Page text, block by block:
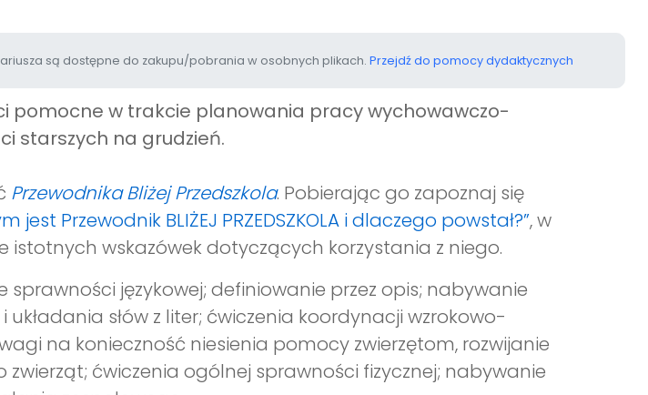
są dostępne do zakupu/pobrania w osobnych plikach. Przejdź do pomocy dydaktycznych
pomocne w trakcie planowania pracy wychowawczo-
starszych na grudzień.
Przewodnika Bliżej Przedszkola. Pobierając go zapoznaj się
jest Przewodnik BLIŻEJ PRZEDSZKOLA i dlaczego powstał?”, w
istotnych wskazówek dotyczących korzystania z niego.
sprawności językowej; definiowanie przez opis; nabywanie
słów z liter; ćwiczenia koordynacji wzrokowo-
na konieczność niesienia pomocy zwierzętom, rozwijanie
ćwiczenia ogólnej sprawności fizycznej; nabywanie